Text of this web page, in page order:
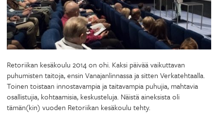
Retoriikan kesäkoulu 2014 on ohi. Kaksi päivää vaikuttavan
puhumisten taitoja, ensin Vanajanlinnassa ja sitten Verkatehtaalla.
Toinen toistaan innostavampia ja taitavampia puhujia, mahtavia
osallistujia, kohtaamisia, keskusteluja. Näistä aineksista oli
tämän(kin) vuoden Retoriikan kesäkoulu tehty.